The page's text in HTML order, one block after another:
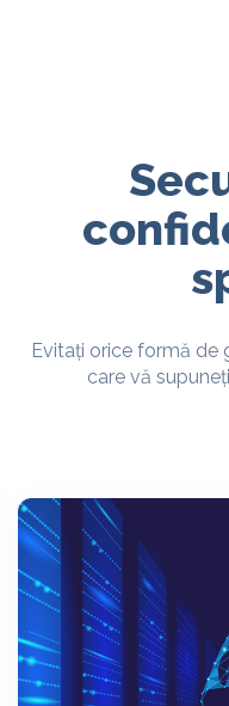
Evitați orice formă de
care vă